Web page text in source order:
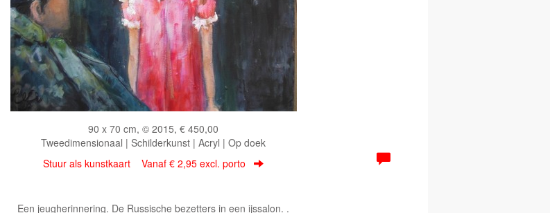
90 x 70 cm, © 2015, € 450,00
Tweedimensionaal | Schilderkunst | Acryl | Op doek
Stuur als kunstkaart Vanaf € 2,95 excl. porto
Een jeugherinnering. De Russische bezetters in een ijssalon. .